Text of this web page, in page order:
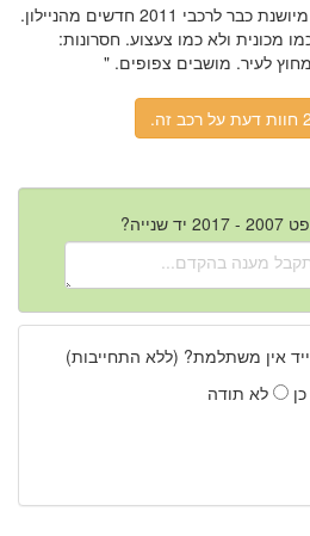
" מעולה! יכול להיות שקצת מיושנת כבר לרכבי 2011 חדשים מהניילון.
מכונית ולא כמו צעצוע. חסרונות:
לעיר. מושבים צפופים. "
אין משתלמת? (ללא התחייבות)
כן
לא תודה